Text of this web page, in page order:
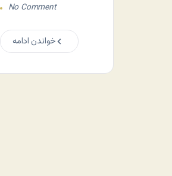
No Comment
خواندن ادامه